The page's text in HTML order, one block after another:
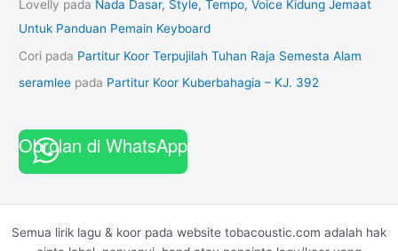
Lovelly pada Nada Dasar, Style, Tempo, Voice Kidung Jemaat
Untuk Panduan Pemain Keyboard
Cori pada Partitur Koor Terpujilah Tuhan Raja Semesta Alam
seramlee pada Partitur Koor Kuberbahagia – KJ. 392
Obrolan di WhatsApp
Semua lirik lagu & koor pada website tobacoustic.com adalah hak